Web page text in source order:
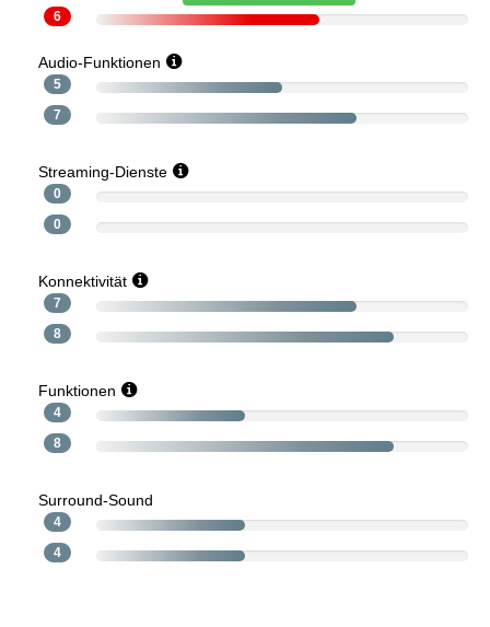
6
Audio-Funktionen
5
7
Streaming-Dienste
0
0
Konnektivität
7
8
Funktionen
4
8
Surround-Sound
4
4